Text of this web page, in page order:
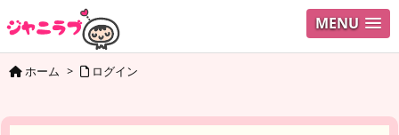
MENU
ホーム > ログイン